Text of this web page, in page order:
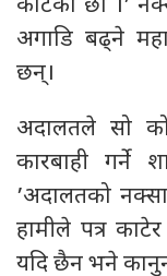
काटेका छौं ।’
अगाडि बढ्ने
छन्।
अदालतले सो
कारबाही गर्ने
’अदालतको
हामीले पत्र
यदि छैन भने